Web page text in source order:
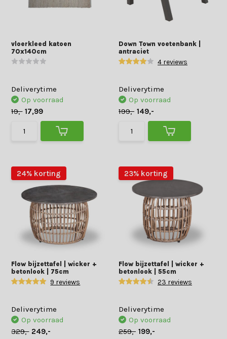
vloerkleed katoen
70x140cm
Deliverytime
Op voorraad
19,- 17,99
Down Town voetenbank |
antraciet
4 reviews
Deliverytime
Op voorraad
199,- 149,-
24% korting
Flow bijzettafel | wicker +
betonlook | 75cm
9 reviews
Deliverytime
Op voorraad
329,- 249,-
23% korting
Flow bijzettafel | wicker +
betonlook | 55cm
23 reviews
Deliverytime
Op voorraad
259,- 199,-